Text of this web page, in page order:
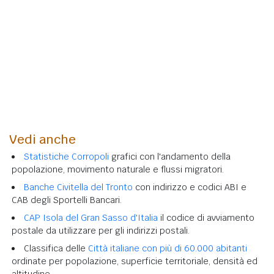
Vedi anche
Statistiche Corropoli grafici con l'andamento della
popolazione, movimento naturale e flussi migratori.
Banche Civitella del Tronto con indirizzo e codici ABI e
CAB degli Sportelli Bancari.
CAP Isola del Gran Sasso d'Italia il codice di avviamento
postale da utilizzare per gli indirizzi postali.
Classifica delle Città italiane con più di 60.000 abitanti
ordinate per popolazione, superficie territoriale, densità ed